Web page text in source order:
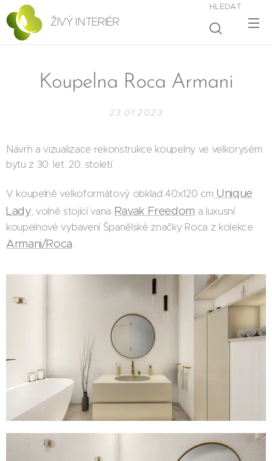
ŽIVÝ INTERIÉR
HLEDAT
Koupelna Roca Armani
23.01.2023
Návrh a vizualizace rekonstrukce koupelny ve velkorysém
bytu z 30. let. 20. století.
V koupelně velkoformátový obklad 40x120 cm Unique
Lady, volně stojící vana Ravak Freedom a luxusní
koupelnové vybavení Španělské značky Roca z kolekce
Armani/Roca.